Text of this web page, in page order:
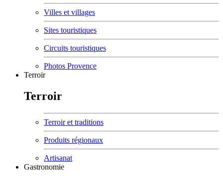
Villes et villages
Sites touristiques
Circuits touristiques
Photos Provence
Terroir
Terroir
Terroir et traditions
Produits régionaux
Artisanat
Gastronomie